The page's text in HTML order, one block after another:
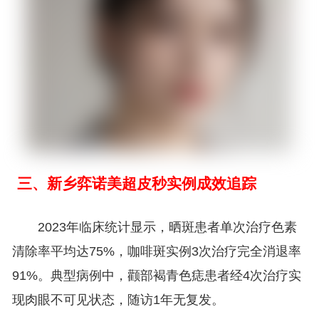
三、新乡弈诺美超皮秒实例成效追踪
2023年临床统计显示，晒斑患者单次治疗色素
清除率平均达75%，咖啡斑实例3次治疗完全消退率
91%。典型病例中，颧部褐青色痣患者经4次治疗实
现肉眼不可见状态，随访1年无复发。